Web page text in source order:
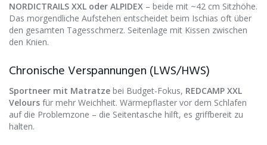
NORDICTRAILS XXL oder ALPIDEX – beide mit ~42 cm Sitzhöhe.
Das morgendliche Aufstehen entscheidet beim Ischias oft über
den gesamten Tagesschmerz. Seitenlage mit Kissen zwischen
den Knien.
Chronische Verspannungen (LWS/HWS)
Sportneer mit Matratze bei Budget-Fokus, REDCAMP XXL
Velours für mehr Weichheit. Wärmepflaster vor dem Schlafen
auf die Problemzone – die Seitentasche hilft, es griffbereit zu
halten.